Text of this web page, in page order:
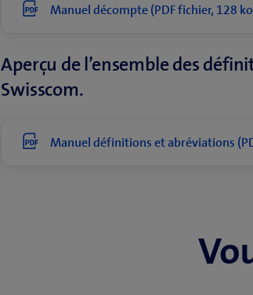
Manuel décompte (PDF fichier, 128
Aperçu de l’ensemble des
Swisscom.
Manuel définitions et abréviations